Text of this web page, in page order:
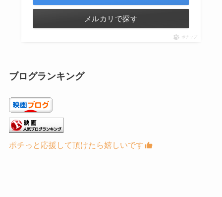
メルカリで探す
ポチップ
ブログランキング
ポチっと応援して頂けたら嬉しいです